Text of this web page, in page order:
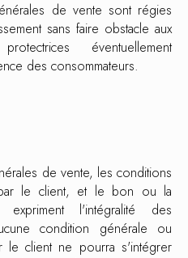
de vente sont régies
sans faire obstacle aux
éventuellement
des consommateurs.
de vente, les conditions
le client, et le bon ou la
l'intégralité des
condition générale ou
le client ne pourra s'intégrer